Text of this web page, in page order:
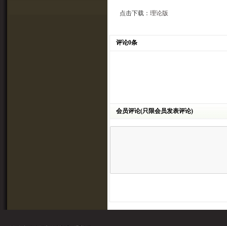
点击下载： 理论版
评论0条
会员评论(只限会员发表评论)